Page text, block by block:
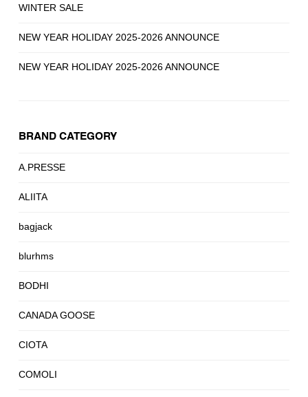
WINTER SALE
NEW YEAR HOLIDAY 2025-2026 ANNOUNCE
NEW YEAR HOLIDAY 2025-2026 ANNOUNCE
BRAND CATEGORY
A.PRESSE
ALIITA
bagjack
blurhms
BODHI
CANADA GOOSE
CIOTA
COMOLI